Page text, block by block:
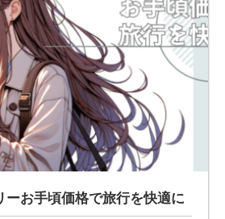
ーお手頃価格で旅行を快適に